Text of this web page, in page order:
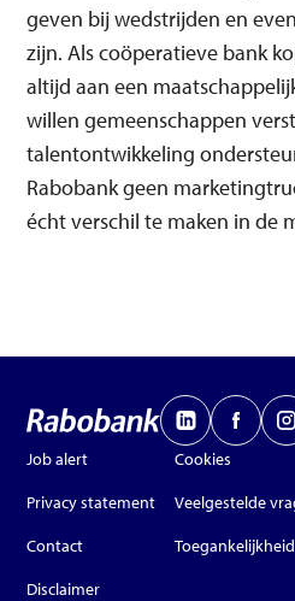
geven bij wedstrijden en
zijn. Als coöperatieve bank
altijd aan een
willen gemeenschappen
talentontwikkeling
Rabobank geen
écht verschil te maken in de
Job alert
Privacy statement
Contact
Disclaimer
Cookies
Veelgestelde
Toegankelijkheid